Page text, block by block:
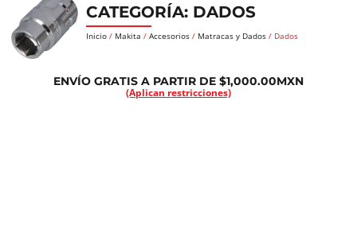
CATEGORÍA: DADOS
Inicio / Makita / Accesorios / Matracas y Dados / Dados
ENVÍO GRATIS A PARTIR DE $1,000.00MXN
(Aplican restricciones)